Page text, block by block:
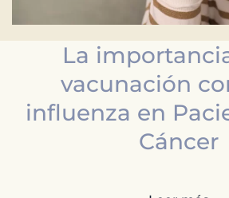
La
vacunación
influenza en
Cáncer